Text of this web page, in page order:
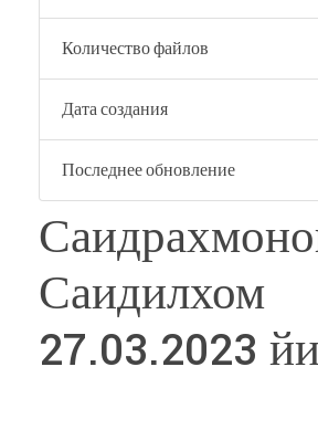
Количество файлов
Дата создания
Последнее обновление
Саидилхом
27.03.2023